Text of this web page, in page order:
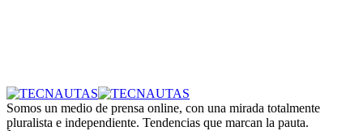
Somos un medio de prensa online, con una mirada totalmente
pluralista e independiente. Tendencias que marcan la pauta.